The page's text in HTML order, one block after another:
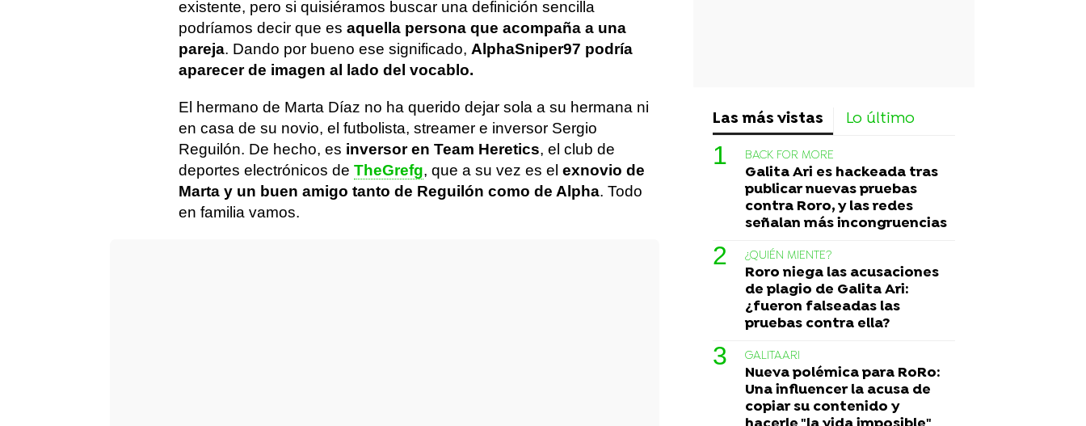
existente, pero si quisiéramos buscar una definición sencilla
podríamos decir que es aquella persona que acompaña a una
pareja. Dando por bueno ese significado, AlphaSniper97 podría
aparecer de imagen al lado del vocablo.
El hermano de Marta Díaz no ha querido dejar sola a su hermana ni
en casa de su novio, el futbolista, streamer e inversor Sergio
Reguilón. De hecho, es inversor en Team Heretics, el club de
deportes electrónicos de TheGrefg, que a su vez es el exnovio de
Marta y un buen amigo tanto de Reguilón como de Alpha. Todo
en familia vamos.
Las más vistas Lo último
BACK FOR MORE
Galita Ari es hackeada tras
publicar nuevas pruebas
contra Roro, y las redes
señalan más incongruencias
¿QUIÉN MIENTE?
Roro niega las acusaciones
de plagio de Galita Ari:
¿fueron falseadas las
pruebas contra ella?
GALITAARI
Nueva polémica para RoRo:
Una influencer la acusa de
copiar su contenido y